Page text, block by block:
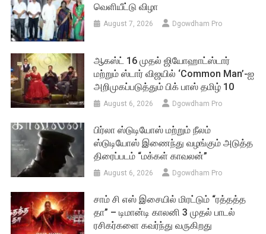
வெளியீட்டு விழா
August 7, 2026 Dgowdham Pro
ஆகஸ்ட் 16 முதல் ஜியோஹாட்ஸ்டார்
மற்றும் ஸ்டார் விஜயில் ‘Common Man’-ஐ
அறிமுகப்படுத்தும் பிக் பாஸ் தமிழ் 10
August 6, 2026 Dgowdham Pro
பிர்லா ஸ்டுடியோஸ் மற்றும் நீலம்
ஸ்டுடியோஸ் இணைந்து வழங்கும் அடுத்த
திரைப்படம் “மக்கள் காவலன்”
August 6, 2026 Dgowdham Pro
சாம் சி எஸ் இசையில் மிரட்டும் “ரத்தத்த
தா” – டிமான்டி காலனி 3 முதல் பாடல்
ரசிகர்களை கவர்ந்து வருகிறது